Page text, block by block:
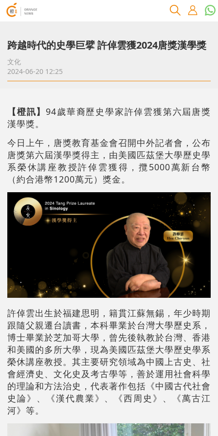
跨越時代的史學巨擘 許倬雲獲2024唐獎漢學獎
文化
2024-06-20 12:25
【橙訊】 94歲華裔歷史學家許倬雲獲第六屆唐獎
漢學獎。
今日上午，唐獎教育基金會召開中外記者會，公布
唐獎第六屆漢學獎得主，由美國匹茲堡大學歷史學
系榮休講座教授許倬雲獲得，攬5000萬新台幣
（約合港幣1200萬元）獎金。
許倬雲出生於福建思明，籍貫江蘇無錫，年少時期
跟隨父親遷台讀書，本科畢業於台灣大學歷史系，
博士畢業於芝加哥大學，曾先後執教於台灣、香港
和美國的多所大學，現為美國匹茲堡大學歷史學系
榮休講座教授。其主要研究領域為中國上古史、社
會經濟史、文化史及考古學等，善於運用社會科學
的理論和方法治史，代表著作包括《中國古代社會
史論》、《漢代農業》、《西周史》、《萬古江
河》等。